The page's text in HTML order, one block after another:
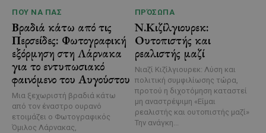
ΠΟΥ ΝΑ ΠΑΣ
Βραδιά κάτω από τις
Περσείδες: Φωτογραφική
εξόρμηση στη Λάρνακα
για το εντυπωσιακό
φαινόμενο του Αυγούστου
Μια ξεχωριστή βραδιά κάτω
από τον έναστρο ουρανό
ετοιμάζει ο Φωτογραφικός
Όμιλος Λάρνακας,
ΠΡΌΣΩΠΑ
Ν.Κιζίλγιουρεκ:
Ουτοπιστής και
ρεαλιστής μαζί
Νιαζί Κιζίλγιουρεκ: Λύση και
πολιτική συμφιλίωσης τώρα,
προτού η διχοτόμηση καταστεί
μη αναστρέψιμη «Είμαι
ρεαλιστής και ουτοπιστής μαζί»
Την ανάγκη...